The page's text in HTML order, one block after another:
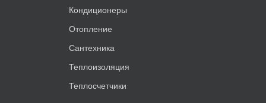
Кондиционеры
Отопление
Сантехника
Теплоизоляция
Теплосчетчики